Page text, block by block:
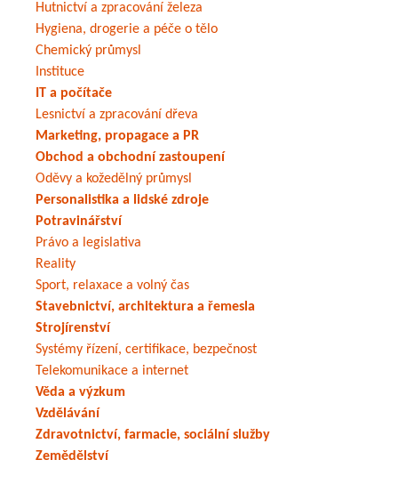
Hutnictví a zpracování železa
Hygiena, drogerie a péče o tělo
Chemický průmysl
Instituce
IT a počítače
Lesnictví a zpracování dřeva
Marketing, propagace a PR
Obchod a obchodní zastoupení
Oděvy a kožedělný průmysl
Personalistika a lidské zdroje
Potravinářství
Právo a legislativa
Reality
Sport, relaxace a volný čas
Stavebnictví, architektura a řemesla
Strojírenství
Systémy řízení, certifikace, bezpečnost
Telekomunikace a internet
Věda a výzkum
Vzdělávání
Zdravotnictví, farmacie, sociální služby
Zemědělství